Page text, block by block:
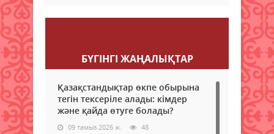
БҮГІНГI ЖАҢАЛЫҚТАР
Қазақстандықтар өкпе обырына
тегін тексеріле алады: кімдер
және қайда өтуге болады?
09 тамыз 2026 ж. 48